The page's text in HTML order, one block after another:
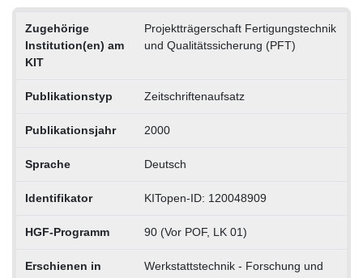
Zugehörige
Institution(en) am
KIT
Projektträgerschaft Fertigungstechnik
und Qualitätssicherung (PFT)
Publikationstyp Zeitschriftenaufsatz
Publikationsjahr 2000
Sprache Deutsch
Identifikator KITopen-ID: 120048909
HGF-Programm 90 (Vor POF, LK 01)
Erschienen in
Werkstattstechnik - Forschung und